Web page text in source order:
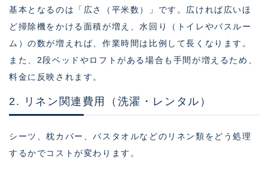
基本となるのは「広さ（平米数）」です。広ければ広いほ
ど掃除機をかける面積が増え、水回り（トイレやバスルー
ム）の数が増えれば、作業時間は比例して長くなります。
また、2段ベッドやロフトがある場合も手間が増えるため、
料金に反映されます。
2. リネン関連費用（洗濯・レンタル）
シーツ、枕カバー、バスタオルなどのリネン類をどう処理
するかでコストが変わります。